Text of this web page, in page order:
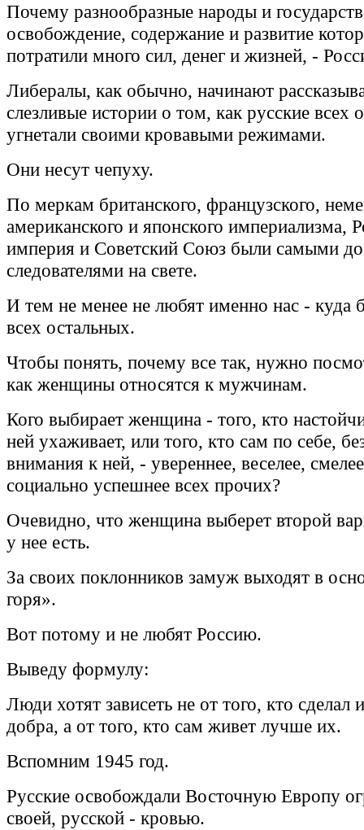
Почему разнообразные народы и
освобождение, содержание и развитие
потратили много сил, денег и жизней, -
Либералы, как обычно, начинают
слезливые истории о том, как русские всех
угнетали своими кровавыми режимами.
Они несут чепуху.
По меркам британского, французского,
американского и японского империализма,
империя и Советский Союз были самыми
следователями на свете.
И тем не менее не любят именно нас - куда
всех остальных.
Чтобы понять, почему все так, нужно
как женщины относятся к мужчинам.
Кого выбирает женщина - того, кто
ней ухаживает, или того, кто сам по себе,
внимания к ней, - увереннее, веселее,
социально успешнее всех прочих?
Очевидно, что женщина выберет второй
у нее есть.
За своих поклонников замуж выходят в
горя».
Вот потому и не любят Россию.
Выведу формулу:
Люди хотят зависеть не от того, кто сделал
добра, а от того, кто сам живет лучше их.
Вспомним 1945 год.
Русские освобождали Восточную Европу
своей, русской - кровью.